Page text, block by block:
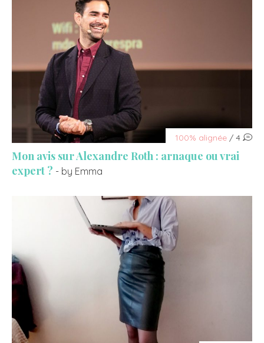
100% alignée / 4
Mon avis sur Alexandre Roth : arnaque ou vrai
expert ? - by Emma